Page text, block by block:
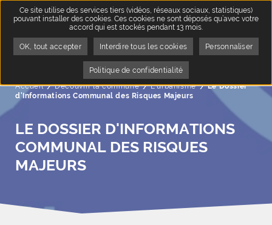
Accueil Découvrir la commune L'urbanisme Page active :
Le Dossier
d'Informations Communal des Risques Majeurs
LE DOSSIER D'INFORMATIONS
COMMUNAL DES RISQUES
MAJEURS
Ce site utilise des services tiers (vidéos, réseaux sociaux, statistiques)
pouvant installer des cookies. Ces cookies ne sont déposés qu’avec votre
accord qui est stockés pendant 13 mois.
OK, tout accepter Interdire tous les cookies Personnaliser
Politique de confidentialité